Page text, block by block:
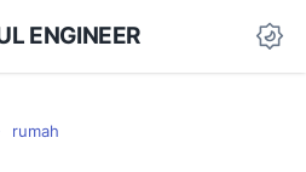
ENGINEER
rumah